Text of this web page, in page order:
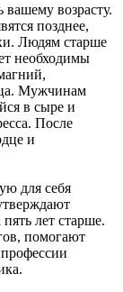
возрасту.
позднее,
Людям старше
необходимы
Мужчинам
в сыре и
После
и
для себя
лет старше.
помогают